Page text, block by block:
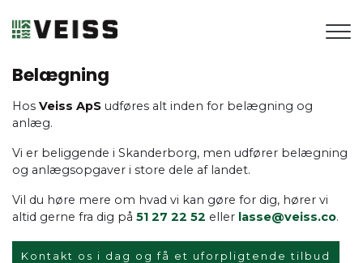
Belægning
Hos Veiss ApS udføres alt inden for belægning og
anlæg.
Vi er beliggende i Skanderborg, men udfører belægning
og anlægsopgaver i store dele af landet.
Vil du høre mere om hvad vi kan gøre for dig, hører vi
altid gerne fra dig på 51 27 22 52 eller lasse@veiss.co.
Kontakt os i dag og få et uforpligtende tilbud